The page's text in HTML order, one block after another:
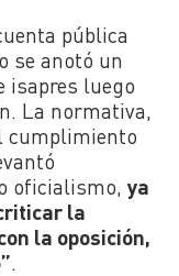
pública
se anotó un
isapres luego
La normativa,
cumplimiento
oficialismo, ya
la
la oposición,